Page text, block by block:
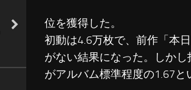
位を獲得した。
初動は4.6万枚で、前作「本
がない結果になった。しか
がアルバム標準程度の1.67と